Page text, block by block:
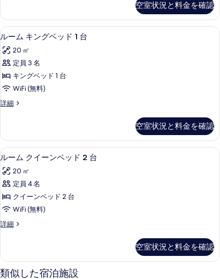
In
Shower)
の
詳
細
ド
台
の
す
べ
て
の
を
表
示
す
る
ン
グ
ベ
ド
の
詳
空室状況と料金を確認
ル
ー
ム
キ
ン
ベ
ド
台
の
す
べ
て
の
を
表
アイロン / アイロン台、WiFi (無料)
2
ルーム キングベッド 1 台
20 ㎡
定員 3 名
キングベッド 1 台
WiFi (無料)
詳細
ル
ン
グ
ベ
ド
の
詳
空室状況と料金を確認
ル
ー
ム
ク
イ
ン
ッ
ド
アイロン / アイロン台、WiFi (無料)
4
ルーム クイーンベッド 2 台
20 ㎡
定員 4 名
クイーンベッド 2 台
WiFi (無料)
詳細
ル
イ
ー
ン
空室状況と料金を確認
類似した宿泊施設